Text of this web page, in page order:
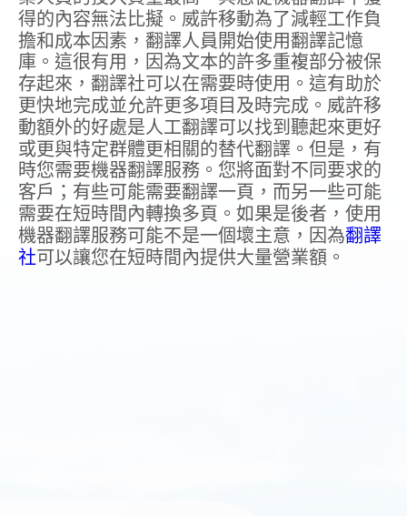
得的內容無法比擬。威許移動為了減輕工作負
擔和成本因素，翻譯人員開始使用翻譯記憶
庫。這很有用，因為文本的許多重複部分被保
存起來，翻譯社可以在需要時使用。這有助於
更快地完成並允許更多項目及時完成。威許移
動額外的好處是人工翻譯可以找到聽起來更好
或更與特定群體更相關的替代翻譯。但是，有
時您需要機器翻譯服務。您將面對不同要求的
客戶；有些可能需要翻譯一頁，而另一些可能
需要在短時間內轉換多頁。如果是後者，使用
機器翻譯服務可能不是一個壞主意，因為翻譯
社可以讓您在短時間內提供大量營業額。